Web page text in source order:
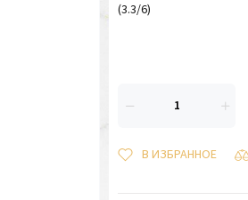
(3.3/6)
В ИЗБРАННОЕ